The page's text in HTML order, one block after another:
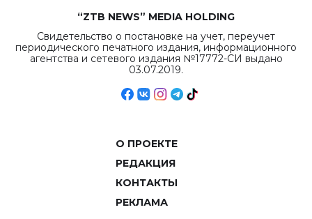
“ZTB NEWS” MEDIA HOLDING
Свидетельство о постановке на учет, переучет
периодического печатного издания, информационного
агентства и сетевого издания №17772-СИ выдано
03.07.2019.
О ПРОЕКТЕ
РЕДАКЦИЯ
КОНТАКТЫ
РЕКЛАМА